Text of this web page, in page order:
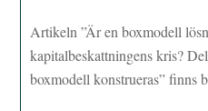
Artikeln ”Är en boxmodell
kapitalbeskattningens kris?
boxmodell konstrueras” finns